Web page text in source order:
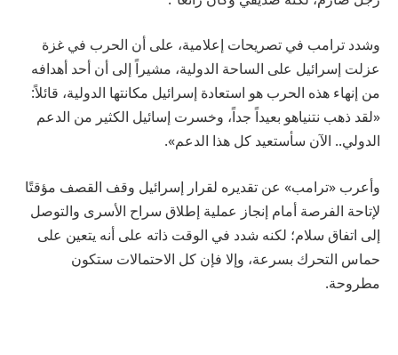
وشدد ترامب في تصريحات إعلامية، على أن الحرب في غزة
عزلت إسرائيل على الساحة الدولية، مشيراً إلى أن أحد أهدافه
من إنهاء هذه الحرب هو استعادة إسرائيل مكانتها الدولية، قائلاً:
«لقد ذهب نتنياهو بعيداً جداً، وخسرت إسائيل الكثير من الدعم
الدولي.. الآن سأستعيد كل هذا الدعم».
وأعرب «ترامب» عن تقديره لقرار إسرائيل وقف القصف مؤقتًا
لإتاحة الفرصة أمام إنجاز عملية إطلاق سراح الأسرى والتوصل
إلى اتفاق سلام؛ لكنه شدد في الوقت ذاته على أنه يتعين على
حماس التحرك بسرعة، وإلا فإن كل الاحتمالات ستكون
مطروحة.